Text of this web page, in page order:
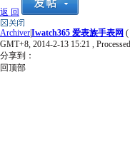
返 回
ArchiverIwatch365 爱表族手表网 (
GMT+8, 2014-2-13 15:21 ,
分享到：
回顶部